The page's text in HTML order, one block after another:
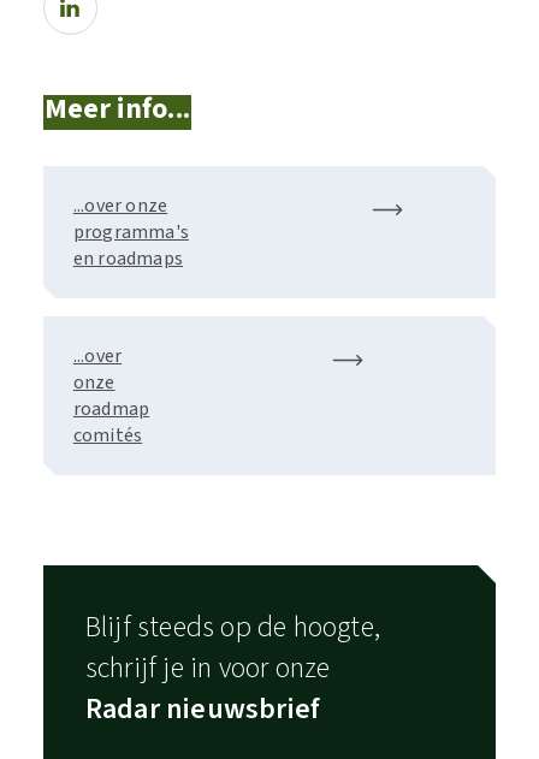
Meer info...
...over onze
programma's
en roadmaps
...over
onze
roadmap
comités
Blijf steeds op de hoogte,
schrijf je in voor onze
Radar nieuwsbrief